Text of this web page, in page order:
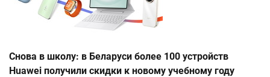
Снова в школу: в Беларуси более 100 устройств
Huawei получили скидки к новому учебному году